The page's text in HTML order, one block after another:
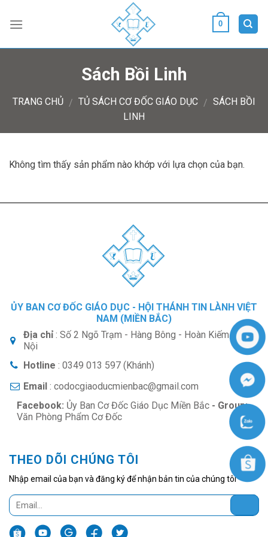
0
Sách Bồi Linh
TRANG CHỦ / TỦ SÁCH CƠ ĐỐC GIÁO DỤC / SÁCH BỒI
LINH
Không tìm thấy sản phẩm nào khớp với lựa chọn của bạn.
ỦY BAN CƠ ĐỐC GIÁO DỤC - HỘI THÁNH TIN LÀNH VIỆT
NAM (MIỀN BẮC)
Địa chỉ : Số 2 Ngõ Trạm - Hàng Bông - Hoàn Kiếm - Hà
Nội
Hotline : 0349 013 597 (Khánh)
Email : codocgiaoducmienbac@gmail.com
Facebook: Ủy Ban Cơ Đốc Giáo Dục Miền Bắc- Group:
Văn Phòng Phẩm Cơ Đốc
THEO DÕI CHÚNG TÔI
Nhập email của bạn và đăng ký để nhận bản tin của chúng tôi